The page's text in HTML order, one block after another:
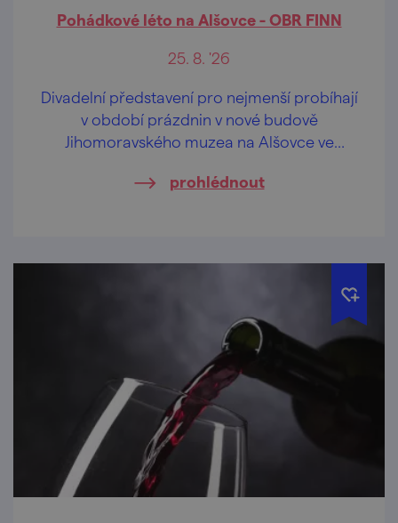
Pohádkové léto na Alšovce - OBR FINN
25. 8. '26
Divadelní představení pro nejmenší probíhají
v období prázdnin v nové budově
Jihomoravského muzea na Alšovce ve
vždy od 17 hod.
prohlédnout